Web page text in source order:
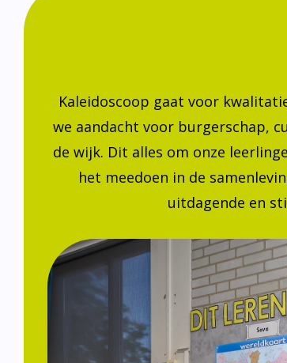
Kaleidoscoop gaat voor
we aandacht voor burgerschap,
de wijk. Dit alles om onze
het meedoen in de
uitdagende en